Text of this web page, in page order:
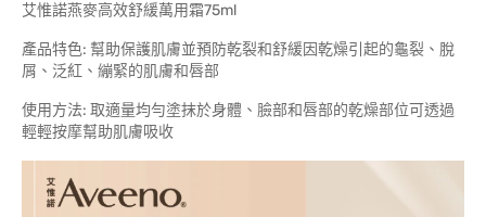
艾惟諾燕麥高效舒緩萬用霜75ml
產品特色: 幫助保護肌膚並預防乾裂和舒緩因乾燥引起的龜裂、脫
屑、泛紅、繃緊的肌膚和唇部
使用方法: 取適量均勻塗抹於身體、臉部和唇部的乾燥部位可透過
輕輕按摩幫助肌膚吸收